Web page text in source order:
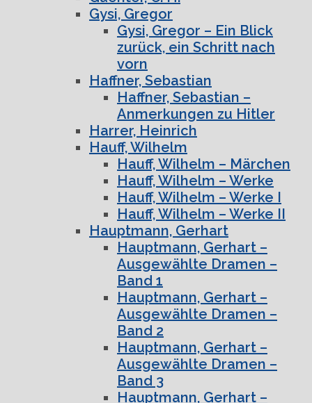
Gysi, Gregor
Gysi, Gregor – Ein Blick
zurück, ein Schritt nach
vorn
Haffner, Sebastian
Haffner, Sebastian –
Anmerkungen zu Hitler
Harrer, Heinrich
Hauff, Wilhelm
Hauff, Wilhelm – Märchen
Hauff, Wilhelm – Werke
Hauff, Wilhelm – Werke I
Hauff, Wilhelm – Werke II
Hauptmann, Gerhart
Hauptmann, Gerhart –
Ausgewählte Dramen –
Band 1
Hauptmann, Gerhart –
Ausgewählte Dramen –
Band 2
Hauptmann, Gerhart –
Ausgewählte Dramen –
Band 3
Hauptmann, Gerhart –